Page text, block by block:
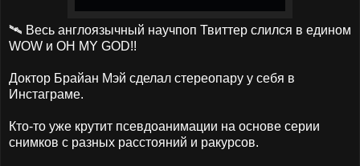
🛰️ Весь англоязычный научпоп Твиттер слился в едином
WOW и OH MY GOD!!
Доктор Брайан Мэй сделал стереопару у себя в
Инстаграме.
Кто-то уже крутит псевдоанимации на основе серии
снимков с разных расстояний и ракурсов.